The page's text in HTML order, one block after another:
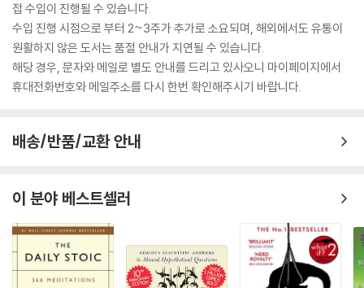
접 수입이 진행될 수 있습니다.
수입 진행 시점으로 부터 2~3주가 추가로 소요되며, 해외에서도 유통이
원활하지 않은 도서는 품절 안내가 지연될 수 있습니다.
해당 경우, 문자와 메일로 별도 안내를 드리고 있사오니 마이페이지에서
휴대전화번호와 메일주소를 다시 한번 확인해주시기 바랍니다.
배송/반품/교환 안내
이 분야 베스트셀러